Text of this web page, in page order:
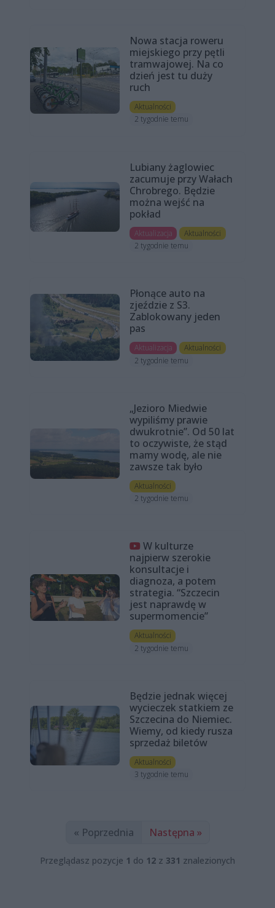
Nowa stacja roweru
miejskiego przy pętli
tramwajowej. Na co
dzień jest tu duży
ruch
Aktualności
2 tygodnie temu
Lubiany żaglowiec
zacumuje przy Wałach
Chrobrego. Będzie
można wejść na
pokład
Aktualizacja
Aktualności
2 tygodnie temu
Płonące auto na
zjeździe z S3.
Zablokowany jeden
pas
Aktualizacja
Aktualności
2 tygodnie temu
„Jezioro Miedwie
wypiliśmy prawie
dwukrotnie”. Od 50 lat
to oczywiste, że stąd
mamy wodę, ale nie
zawsze tak było
Aktualności
2 tygodnie temu
W kulturze
najpierw szerokie
konsultacje i
diagnoza, a potem
strategia. “Szczecin
jest naprawdę w
supermomencie”
Aktualności
2 tygodnie temu
Będzie jednak więcej
wycieczek statkiem ze
Szczecina do Niemiec.
Wiemy, od kiedy rusza
sprzedaż biletów
Aktualności
3 tygodnie temu
« Poprzednia Następna »
Przeglądasz pozycje 1 do 12 z 331 znalezionych